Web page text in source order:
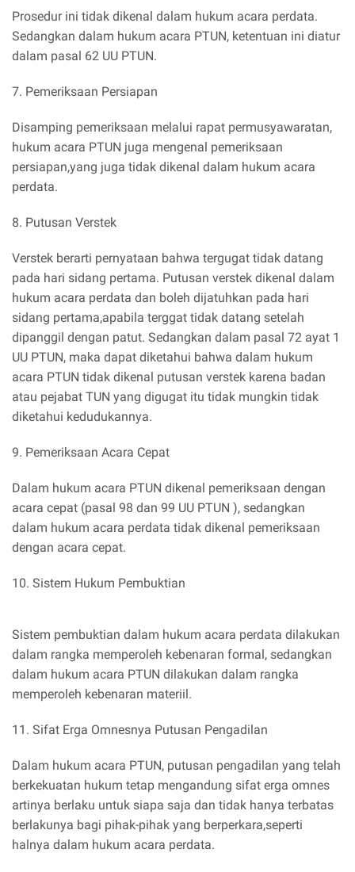
Prosedur ini tidak dikenal dalam hukum acara perdata.
Sedangkan dalam hukum acara PTUN, ketentuan ini diatur
dalam pasal 62 UU PTUN.
7. Pemeriksaan Persiapan
Disamping pemeriksaan melalui rapat permusyawaratan,
hukum acara PTUN juga mengenal pemeriksaan
persiapan,yang juga tidak dikenal dalam hukum acara
perdata.
8. Putusan Verstek
Verstek berarti pernyataan bahwa tergugat tidak datang
pada hari sidang pertama. Putusan verstek dikenal dalam
hukum acara perdata dan boleh dijatuhkan pada hari
sidang pertama,apabila terggat tidak datang setelah
dipanggil dengan patut. Sedangkan dalam pasal 72 ayat 1
UU PTUN, maka dapat diketahui bahwa dalam hukum
acara PTUN tidak dikenal putusan verstek karena badan
atau pejabat TUN yang digugat itu tidak mungkin tidak
diketahui kedudukannya.
9. Pemeriksaan Acara Cepat
Dalam hukum acara PTUN dikenal pemeriksaan dengan
acara cepat (pasal 98 dan 99 UU PTUN ), sedangkan
dalam hukum acara perdata tidak dikenal pemeriksaan
dengan acara cepat.
10. Sistem Hukum Pembuktian
Sistem pembuktian dalam hukum acara perdata dilakukan
dalam rangka memperoleh kebenaran formal, sedangkan
dalam hukum acara PTUN dilakukan dalam rangka
memperoleh kebenaran materiil.
11. Sifat Erga Omnesnya Putusan Pengadilan
Dalam hukum acara PTUN, putusan pengadilan yang telah
berkekuatan hukum tetap mengandung sifat erga omnes
artinya berlaku untuk siapa saja dan tidak hanya terbatas
berlakunya bagi pihak-pihak yang berperkara,seperti
halnya dalam hukum acara perdata.